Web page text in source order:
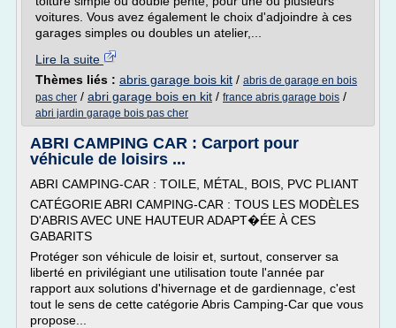
voitures. Vous avez également le choix d'adjoindre à ces
garages simples ou doubles un atelier,...
Lire la suite
Thèmes liés : abris garage bois kit / abris de garage en bois
pas cher / abri garage bois en kit / france abris garage bois /
abri jardin garage bois pas cher
ABRI CAMPING CAR : Carport pour
véhicule de loisirs ...
ABRI CAMPING-CAR : TOILE, MÉTAL, BOIS, PVC PLIANT
CATÉGORIE ABRI CAMPING-CAR : TOUS LES MODÈLES
D'ABRIS AVEC UNE HAUTEUR ADAPT�ÉE À CES
GABARITS
Protéger son véhicule de loisir et, surtout, conserver sa
liberté en privilégiant une utilisation toute l'année par
rapport aux solutions d'hivernage et de gardiennage, c'est
tout le sens de cette catégorie Abris Camping-Car que vous
propose...